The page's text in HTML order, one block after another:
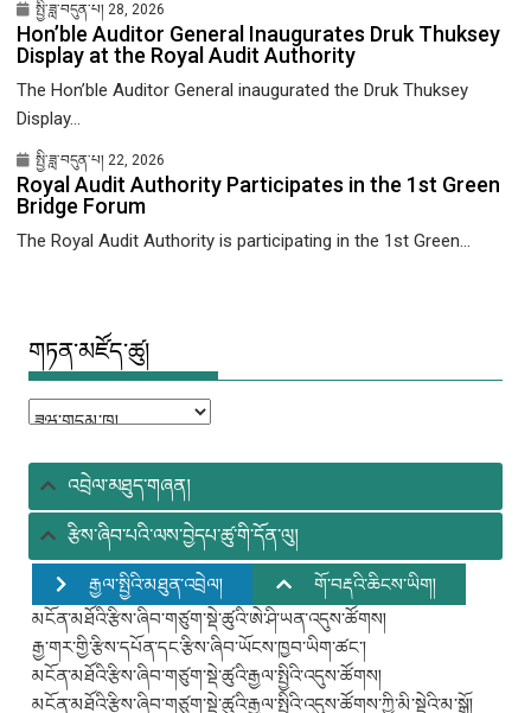
སྤྱི་ཟླ་བདུན་པ། 28, 2026
Hon’ble Auditor General Inaugurates Druk Thuksey
Display at the Royal Audit Authority
The Hon’ble Auditor General inaugurated the Druk Thuksey
Display...
སྤྱི་ཟླ་བདུན་པ། 22, 2026
Royal Audit Authority Participates in the 1st Green
Bridge Forum
The Royal Audit Authority is participating in the 1st Green...
གཏན་མཛོད་ཚུ།
གཏན་
ཚུ།
འབྲེལ་མཐུད་གཞན།
རྩིས་ཞིབ་པའི་ལས་བྱེདཔ་ཚུ་གི་དོན་ལུ།
རྒྱལ་སྤྱིའི་མཐུན་འབྲེལ།
གོ་བརྡའི་ཆིངས་ཡིག།
མངོན་མཐོའི་རྩིས་ཞིབ་གཙུག་སྡེ་ཚུའི་ཨེ་ཤི་ཡན་འདུས་ཚོགས།
རྒྱ་གར་གྱི་རྩིས་དཔོན་དང་རྩིས་ཞིབ་ཡོངས་ཁྱབ་ཡིག་ཚང་།
མངོན་མཐོའི་རྩིས་ཞིབ་གཙུག་སྡེ་ཚུའི་རྒྱལ་སྤྱིའི་འདུས་ཚོགས།
མངོན་མཐོའི་རྩིས་ཞིབ་གཙུག་སྡེ་ཚུའི་རྒྱལ་སྤྱིའི་འདུས་ཚོགས་ཀྱི་མི་སྡེའི་མ་སྒོ།